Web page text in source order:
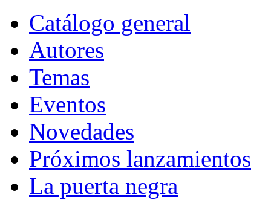
Catálogo general
Autores
Temas
Eventos
Novedades
Próximos lanzamientos
La puerta negra